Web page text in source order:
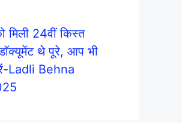
मिली 24वीं किस्त
थे पूरे, आप भी
Ladli Behna